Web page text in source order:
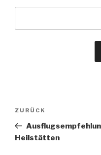
Beitragsnavigation
Vorheriger
Beitrag
ZURÜCK
Heilstätten